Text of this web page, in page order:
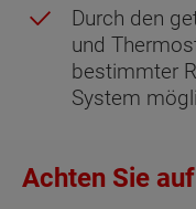
Durch den
und
bestimmter
System
Achten Sie